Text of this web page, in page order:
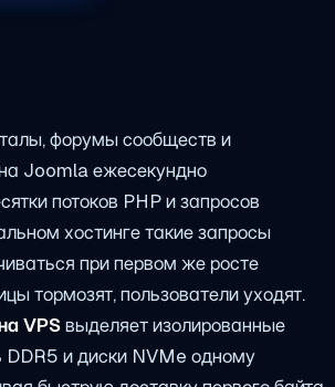
форумы сообществ и
Joomla ежесекундно
потоков PHP и запросов
хостинге такие запросы
при первом же росте
тормозят, пользователи уходят.
VPSвыделяет изолированные
DDR5 и диски NVMe одному